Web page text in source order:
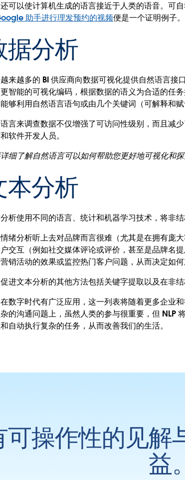
还可以使计算机生成的语言接近于人类的语音。可
助手进行理发预约的视频便是一个证明例子。
据分析
来越多的 BI 供应商向数据可视化提供自然语言
智能的可视化编码，根据数据的语义为合适的任
够利用自然语言语句或由几个关键词（可解释和
言来调查数据不仅增强了可访问性级别，而且减
软件开发人员。
细了解自然语言可以如何帮助您更好地可视化和探
本分析
析使用不同的语言、统计和机器学习技术，将非
绪分析听上去对品牌而言很难（尤其是在拥有庞
交互（例如社交媒体评论或评价，甚至是品牌名
销活动的效果或监控热门客户问题，从而决定如
促进文本分析的其他方法包括关键字提取以及在非
在数字时代有广泛应用，这一列表将随着更多企业
的沟通问题上，虽然人类的参与很重要，但 NLP
自动执行复杂的任务，从而改善我们的生活。
操作性的见解
益。